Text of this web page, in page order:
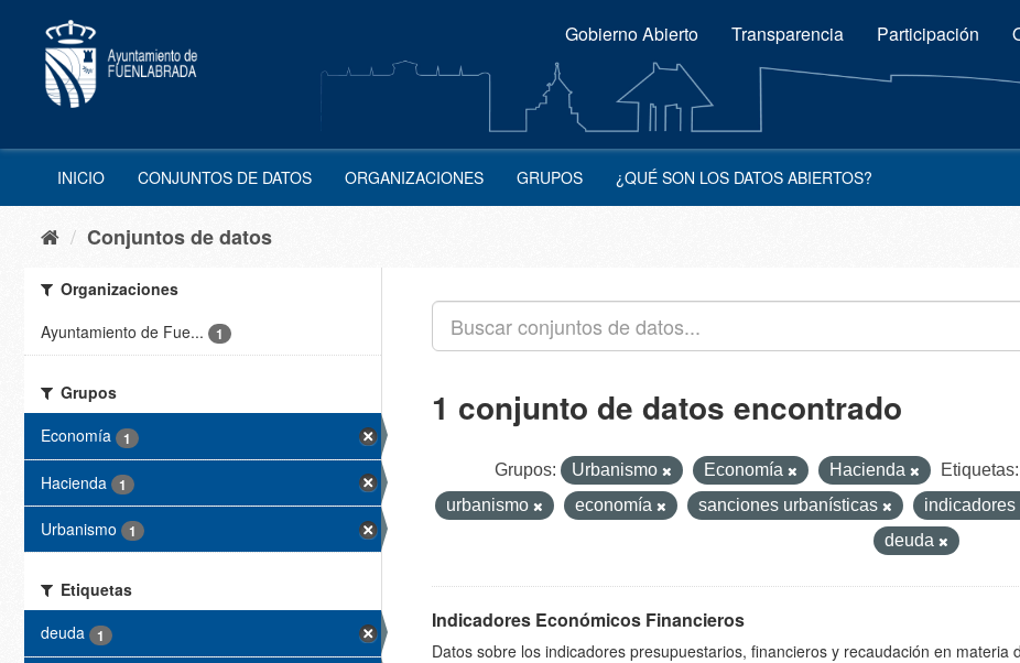
contenido
Gobierno Abierto Transparencia Participación
INICIO CONJUNTOS DE DATOS ORGANIZACIONES GRUPOS ¿QUÉ SON LOS DATOS ABIERTOS?
Conjuntos de datos
Organizaciones
Ayuntamiento de Fue...
1
Grupos
Economía
1
Hacienda 1
Urbanismo 1
Etiquetas
deuda
1
1 conjunto de datos encontrado
Grupos: Urbanismo Economía Hacienda
Etiquetas:
urbanismo
economía sanciones urbanísticas
deuda
Indicadores Económicos Financieros
Datos sobre los indicadores presupuestarios, financieros y recaudación en materia